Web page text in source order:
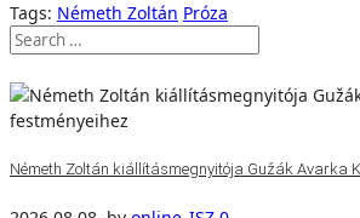
Tags: Németh Zoltán Próza
Németh Zoltán kiállításmegnyitója Gužák Avarka